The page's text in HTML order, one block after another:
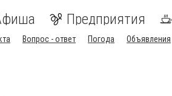
Предприятия
Вопрос - ответ Погода Объявления